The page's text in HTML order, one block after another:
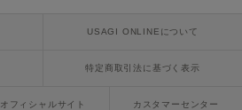
USAGI ONLINEについて
特定商取引法に基づく表示
オフィシャルサイト カスタマーセンター